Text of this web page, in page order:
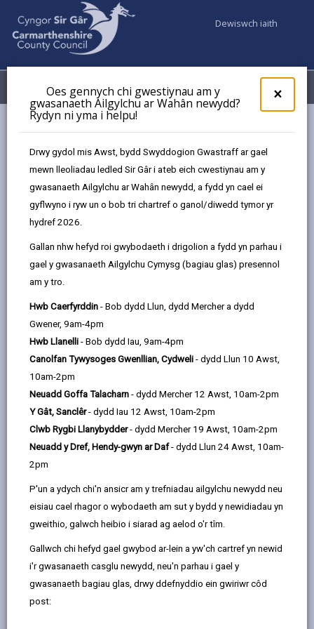
×
Oes gennych chi gwestiynau am y
gwasanaeth Ailgylchu ar Wahân newydd?
Rydyn ni yma i helpu!
Drwy gydol mis Awst, bydd Swyddogion Gwastraff ar gael
mewn lleoliadau ledled Sir Gâr i ateb eich cwestiynau am y
gwasanaeth Ailgylchu ar Wahân newydd, a fydd yn cael ei
gyflwyno i ryw un o bob tri chartref o ganol/diwedd tymor yr
hydref 2026.
Gallan nhw hefyd roi gwybodaeth i drigolion a fydd yn parhau i
gael y gwasanaeth Ailgylchu Cymysg (bagiau glas) presennol
am y tro.
Hwb Caerfyrddin - Bob dydd Llun, dydd Mercher a dydd
Gwener, 9am-4pm
Hwb Llanelli - Bob dydd Iau, 9am-4pm
Canolfan Tywysoges Gwenllian, Cydweli - dydd Llun 10 Awst,
10am-2pm
Neuadd Goffa Talacharn - dydd Mercher 12 Awst, 10am-2pm
Y Gât, Sanclêr- dydd Iau 12 Awst, 10am-2pm
Clwb Rygbi Llanybydder- dydd Mercher 19 Awst, 10am-2pm
Neuadd y Dref, Hendy-gwyn ar Daf- dydd Llun 24 Awst, 10am-
2pm
P'un a ydych chi'n ansicr am y trefniadau ailgylchu newydd neu
eisiau cael rhagor o wybodaeth am sut y bydd y newidiadau yn
gweithio, galwch heibio i siarad ag aelod o'r tîm.
Gallwch chi hefyd gael gwybod ar-lein a yw'ch cartref yn newid
i'r gwasanaeth casglu newydd, neu'n parhau i gael y
gwasanaeth bagiau glas, drwy ddefnyddio ein gwiriwr côd
post:
Dewiswch iaith
Dewislen
Hwb Bach Y Wlad
Rydym ni'n gwybod pa mor anodd yw hi pan fo angen
cymorth arnoch ond heb fod yn gwybod ble i droi -
rydym am i chi wybod ein bod ni yma ar eich cyfer a
byddwn yn ymweld â thref yn agos atoch chi.
Mae gennym dîm ymroddedig o ymgynghorwyr a all